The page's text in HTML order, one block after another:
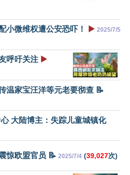
小微维权遭公安恐吓！ ▶️ 2025/7/5
呼吁关注 ▶️
温家宝汪洋等元老要彻查 📝
大陆博主：失踪儿童城镇化
惊欧盟官员 📝 2025/7/4 (39,027次)